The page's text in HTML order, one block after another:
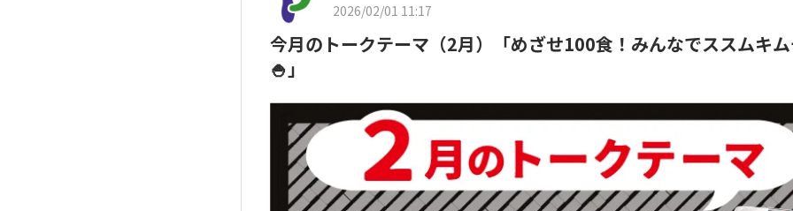
2026/02/01 11:17
今月のトークテーマ（2月）「めざせ100食！みんなでススムキ
🍚」